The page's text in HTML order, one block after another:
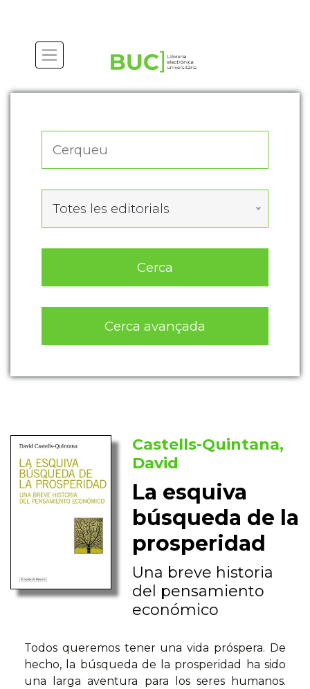
Totes les editorials
Cerca
Cerca avançada
Castells-Quintana,
David
La esquiva
búsqueda de la
prosperidad
Una breve historia
del pensamiento
económico
Todos queremos tener una vida próspera. De
hecho, la búsqueda de la prosperidad ha sido
una larga aventura para los seres humanos.